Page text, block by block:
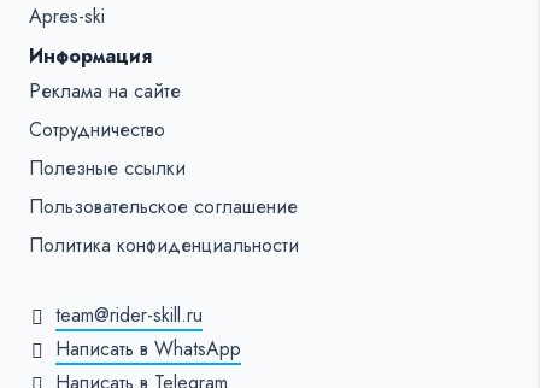
Apres-ski
Информация
Реклама на сайте
Сотрудничество
Полезные ссылки
Пользовательское соглашение
Политика конфиденциальности
team@rider-skill.ru
Написать в WhatsApp